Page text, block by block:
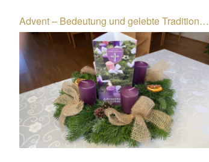
Advent – Bedeutung und gelebte Tradition…